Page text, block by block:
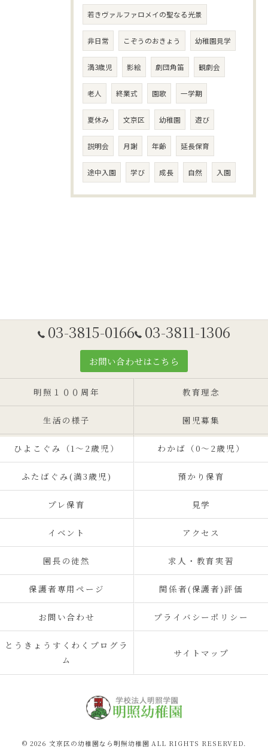
若きヴァルファロメイの聖なる光景
非日常 こぞうのおきょう 幼稚園見学
満3歳児 影絵 劇団角笛 観劇会
老人 終業式 園歌 一学期
夏休み 文京区 幼稚園 遊び
説明会 月謝 年齢 延長保育
途中入園 学び 成長 自然 入園
03-3815-0166 03-3811-1306
お問い合わせはこちら
明照１００周年 教育理念
生活の様子 園児募集
ひよこぐみ（1〜2歳児） わかば（0～2歳児）
ふたばぐみ(満3歳児) 預かり保育
プレ保育 見学
イベント アクセス
園長の徒然 求人・教育実習
保護者専用ページ 関係者(保護者)評価
お問い合わせ プライバシーポリシー
とうきょうすくわくプログラ
ム
サイトマップ
© 2026 文京区の幼稚園なら明照幼稚園 ALL RIGHTS RESERVED.